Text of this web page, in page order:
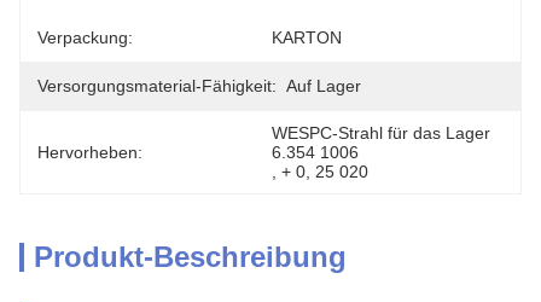
Verpackung: KARTON
Versorgungsmaterial-Fähigkeit: Auf Lager
Hervorheben:
WESPC-Strahl für das Lager
6.354 1006
+ 0 25 020
Produkt-Beschreibung